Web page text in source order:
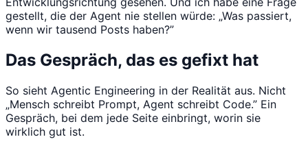
gestellt, die der Agent nie stellen würde: „Was passiert,
wenn wir tausend Posts haben?”
Das Gespräch, das es gefixt hat
So sieht Agentic Engineering in der Realität aus. Nicht
„Mensch schreibt Prompt, Agent schreibt Code.” Ein
Gespräch, bei dem jede Seite einbringt, worin sie
wirklich gut ist.